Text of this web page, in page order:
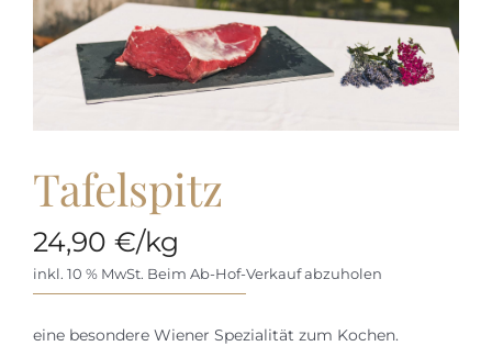
Tafelspitz
24,90 €/kg
inkl. 10 % MwSt. Beim Ab-Hof-Verkauf abzuholen
eine besondere Wiener Spezialität zum Kochen.